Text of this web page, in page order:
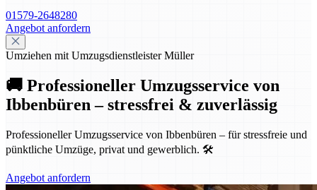
01579-2648280
Angebot anfordern
Umziehen mit Umzugsdienstleister Müller
🚚 Professioneller Umzugsservice von
Ibbenbüren – stressfrei & zuverlässig
Professioneller Umzugsservice von Ibbenbüren – für stressfreie und
pünktliche Umzüge, privat und gewerblich. 🛠️
Angebot anfordern